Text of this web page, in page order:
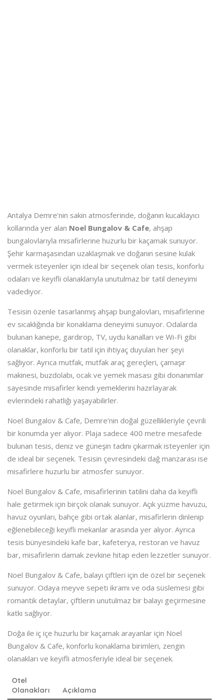
Antalya Demre’nin sakin atmosferinde, doğanın kucaklayıcı
kollarında yer alan Noel Bungalov & Cafe, ahşap
bungalovlarıyla misafirlerine huzurlu bir kaçamak sunuyor.
Şehir karmaşasından uzaklaşmak ve doğanın sesine kulak
vermek isteyenler için ideal bir seçenek olan tesis, konforlu
odaları ve keyifli olanaklarıyla unutulmaz bir tatil deneyimi
vadediyor.
Tesisin özenle tasarlanmış ahşap bungalovları, misafirlerine
ev sıcaklığında bir konaklama deneyimi sunuyor. Odalarda
bulunan kanepe, gardırop, TV, uydu kanalları ve Wi-Fi gibi
olanaklar, konforlu bir tatil için ihtiyaç duyulan her şeyi
sağlıyor. Ayrıca mutfak, mutfak araç gereçleri, çamaşır
makinesi, buzdolabı, ocak ve yemek masası gibi donanımlar
sayesinde misafirler kendi yemeklerini hazırlayarak
evlerindeki rahatlığı yaşayabilirler.
Noel Bungalov & Cafe, Demre’nin doğal güzellikleriyle çevrili
bir konumda yer alıyor. Plaja sadece 400 metre mesafede
bulunan tesis, deniz ve güneşin tadını çıkarmak isteyenler için
de ideal bir seçenek. Tesisin çevresindeki dağ manzarası ise
misafirlere huzurlu bir atmosfer sunuyor.
Noel Bungalov & Cafe, misafirlerinin tatilini daha da keyifli
hale getirmek için birçok olanak sunuyor. Açık yüzme havuzu,
havuz oyunları, bahçe gibi ortak alanlar, misafirlerin dinlenip
eğlenebileceği keyifli mekanlar arasında yer alıyor. Ayrıca
tesis bünyesindeki kafe bar, kafeterya, restoran ve havuz
bar, misafirlerin damak zevkine hitap eden lezzetler sunuyor.
Noel Bungalov & Cafe, balayı çiftleri için de özel bir seçenek
sunuyor. Odaya meyve sepeti ikramı ve oda süslemesi gibi
romantik detaylar, çiftlerin unutulmaz bir balayı geçirmesine
katkı sağlıyor.
Doğa ile iç içe huzurlu bir kaçamak arayanlar için Noel
Bungalov & Cafe, konforlu konaklama birimleri, zengin
olanakları ve keyifli atmosferiyle ideal bir seçenek.
Otel
Olanakları
Açıklama